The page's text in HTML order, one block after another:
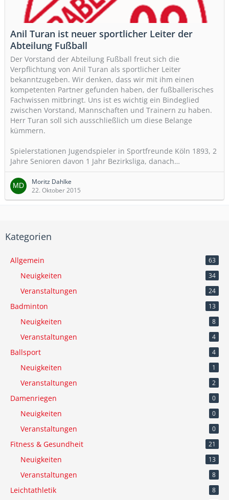
Anil Turan ist neuer sportlicher Leiter der
Abteilung Fußball
Der Vorstand der Abteilung Fußball freut sich die
Verpflichtung von Anil Turan als sportlicher Leiter
bekanntzugeben. Wir denken, dass wir mit ihm einen
kompetenten Partner gefunden haben, der fußballerisches
Fachwissen mitbringt. Uns ist es wichtig ein Bindeglied
zwischen Vorstand, Mannschaften und Trainern zu haben.
Herr Turan soll sich ausschließlich um diese Belange
kümmern.
Spielerstationen Jugendspieler in Sportfreunde Köln 1893, 2
Jahre Senioren davon 1 Jahr Bezirksliga, danach…
Moritz Dahlke
22. Oktober 2015
Kategorien
Allgemein 63
Neuigkeiten 34
Veranstaltungen 24
Badminton 13
Neuigkeiten 8
Veranstaltungen 4
Ballsport 4
Neuigkeiten 1
Veranstaltungen 2
Damenriegen 0
Neuigkeiten 0
Veranstaltungen 0
Fitness & Gesundheit 21
Neuigkeiten 13
Veranstaltungen 8
Leichtathletik 8